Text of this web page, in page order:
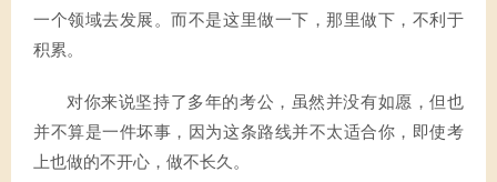
一个领域去发展。而不是这里做一下，那里做下，不利于
积累。
对你来说坚持了多年的考公，虽然并没有如愿，但也
并不算是一件坏事，因为这条路线并不太适合你，即使考
上也做的不开心，做不长久。